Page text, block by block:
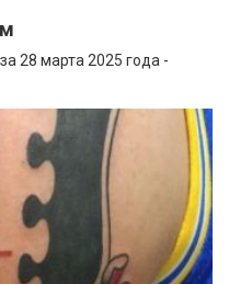
28 марта 2025 года -